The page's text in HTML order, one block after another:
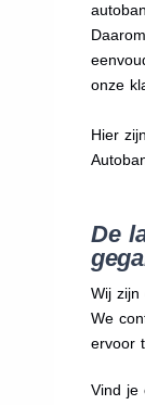
onze
Hier
De
Wij zijn
We
ervoor
Vind je